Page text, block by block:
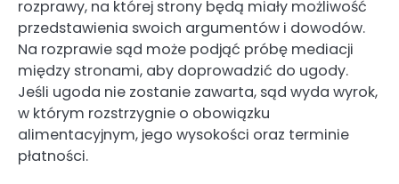
rozprawy, na której strony będą miały możliwość
przedstawienia swoich argumentów i dowodów.
Na rozprawie sąd może podjąć próbę mediacji
między stronami, aby doprowadzić do ugody.
Jeśli ugoda nie zostanie zawarta, sąd wyda wyrok,
w którym rozstrzygnie o obowiązku
alimentacyjnym, jego wysokości oraz terminie
płatności.